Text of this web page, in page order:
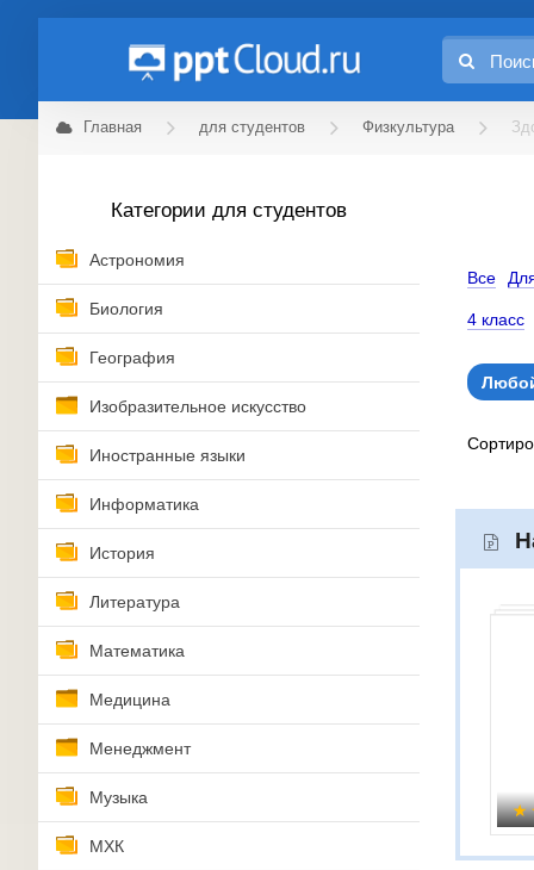
Главная для студентов Физкультура
Категории для студентов
Астрономия
Биология
География
Изобразительное искусство
Иностранные языки
Информатика
История
Литература
Математика
Медицина
Менеджмент
Музыка
МХК
Все
4 класс